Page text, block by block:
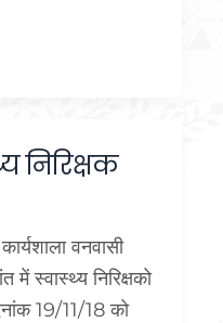
निरिक्षक
वनवासी
में स्वास्थ्य निरिक्षको
19/11/18 को